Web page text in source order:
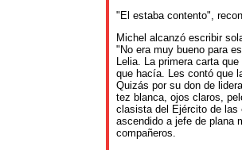
"El estaba contento",
Michel alcanzó escribir
"No era muy bueno para
Lelia. La primera carta
que hacía. Les contó que
Quizás por su don de
tez blanca, ojos claros,
clasista del Ejército de
ascendido a jefe de plana
compañeros.